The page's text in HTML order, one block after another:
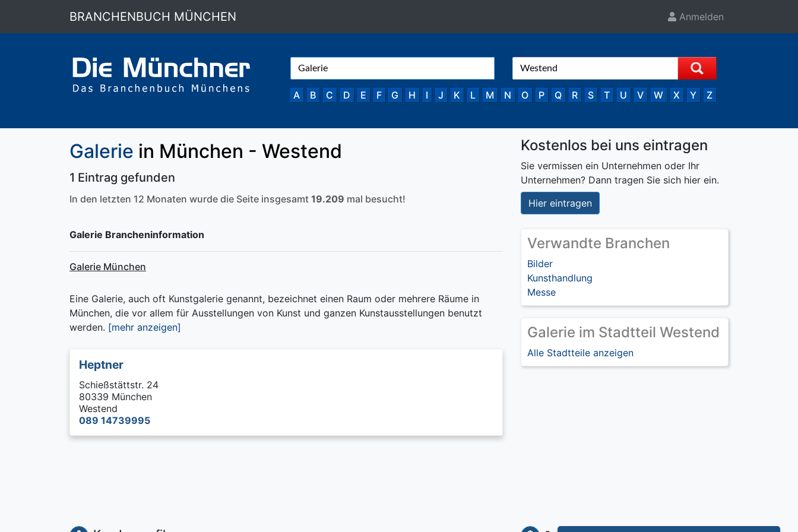
BRANCHENBUCH MÜNCHEN Anmelden
A B C D E F G H I J K L M N O P Q R S T U V W X Y Z
Galerie in München - Westend
1 Eintrag gefunden
In den letzten 12 Monaten wurde die Seite insgesamt 19.209 mal besucht!
Galerie Brancheninformation
Galerie München
Eine Galerie, auch oft Kunstgalerie genannt, bezeichnet einen Raum oder mehrere Räume in
München, die vor allem für Ausstellungen von Kunst und ganzen Kunstausstellungen benutzt
werden. [mehr anzeigen]
Heptner
Schießstättstr. 24
80339 München
Westend
089 14739995
Kostenlos bei uns eintragen
Sie vermissen ein Unternehmen oder Ihr
Unternehmen? Dann tragen Sie sich hier ein.
Hier eintragen
Verwandte Branchen
Bilder
Kunsthandlung
Messe
Galerie im Stadtteil Westend
Alle Stadtteile anzeigen